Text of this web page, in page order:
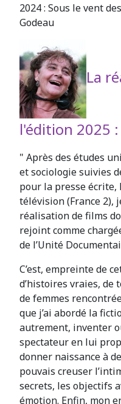
2024 : Sous le vent
Godeau
La r
l'édition 2025
" Après des études
et sociologie suivies
pour la presse écrite,
télévision (France 2),
réalisation de films
rejoint comme
de l’Unité
C’est, empreinte de
d’histoires vraies, de
de femmes
que j’ai abordé la
autrement, inventer
spectateur en lui
donner naissance à
pouvais creuser
secrets, les objectifs
émotion. Enfin, mon